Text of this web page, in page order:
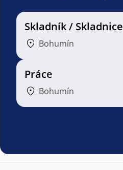
Skladník / Skladnice
Bohumín
Práce
Bohumín